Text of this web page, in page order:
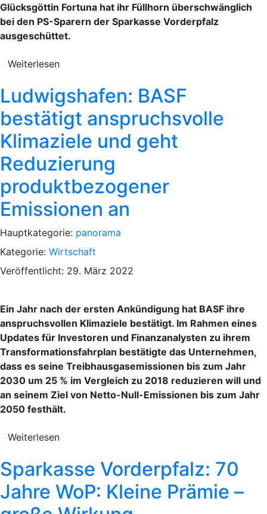
Glücksgöttin Fortuna hat ihr Füllhorn überschwänglich
bei den PS-Sparern der Sparkasse Vorderpfalz
ausgeschüttet.
Weiterlesen
Ludwigshafen: BASF
bestätigt anspruchsvolle
Klimaziele und geht
Reduzierung
produktbezogener
Emissionen an
Hauptkategorie: panorama
Kategorie: Wirtschaft
Veröffentlicht: 29. März 2022
Ein Jahr nach der ersten Ankündigung hat BASF ihre
anspruchsvollen Klimaziele bestätigt. Im Rahmen eines
Updates für Investoren und Finanzanalysten zu ihrem
Transformationsfahrplan bestätigte das Unternehmen,
dass es seine Treibhausgasemissionen bis zum Jahr
2030 um 25 % im Vergleich zu 2018 reduzieren will und
an seinem Ziel von Netto-Null-Emissionen bis zum Jahr
2050 festhält.
Weiterlesen
Sparkasse Vorderpfalz: 70
Jahre WoP: Kleine Prämie –